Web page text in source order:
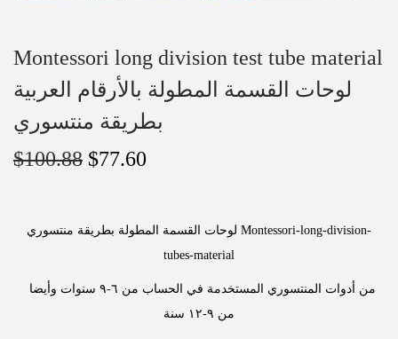
Montessori long division test tube material
لوحات القسمة المطولة بالأرقام العربية
بطريقة منتسوري
$100.88 $77.60
لوحات القسمة المطولة بطريقة منتسوري Montessori-long-division-
tubes-material
من ٩-١٢ سنة